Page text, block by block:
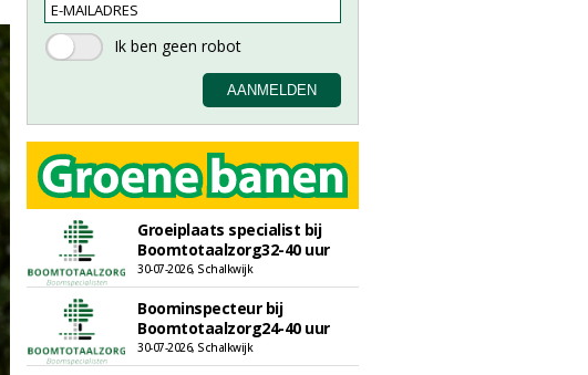
Groeiplaats specialist bij
Boomtotaalzorg32-40 uur
30-07-2026, Schalkwijk
Boominspecteur bij
Boomtotaalzorg24-40 uur
30-07-2026, Schalkwijk